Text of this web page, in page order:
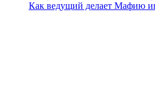
Как ведущий делает Мафию